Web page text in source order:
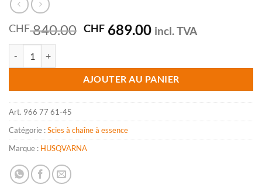
CHF840.00 Le
était :
CHF 840.00.
CHF 689.00Le
est :
CHF 689.00.
incl. TVA
AJOUTER AU PANIER
Art. 966 77 61-45
Catégorie :Scies à chaîne à essence
Marque : HUSQVARNA